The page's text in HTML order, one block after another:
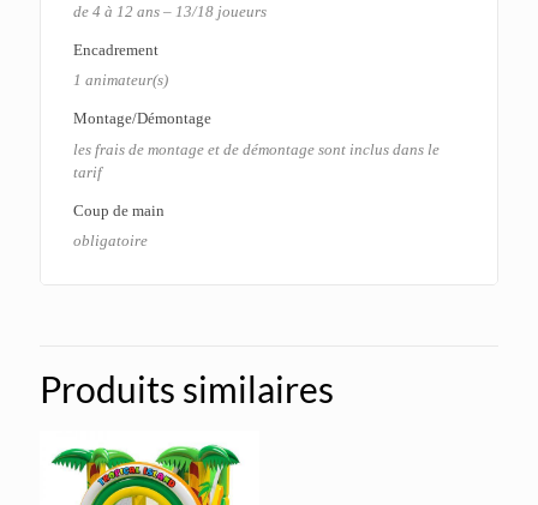
de 4 à 12 ans – 13/18 joueurs
Encadrement
1 animateur(s)
Montage/Démontage
les frais de montage et de démontage sont inclus dans le
tarif
Coup de main
obligatoire
Produits similaires